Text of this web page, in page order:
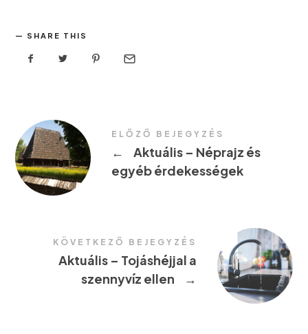
SHARE THIS
ELŐZŐ BEJEGYZÉS
←
Aktuális – Néprajz és
egyéb érdekességek
KÖVETKEZŐ BEJEGYZÉS
Aktuális – Tojáshéjjal a
szennyvíz ellen
→